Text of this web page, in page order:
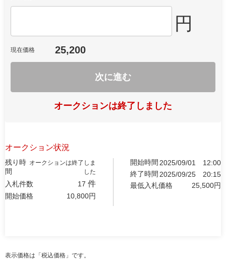
円
現在価格 25,200
次に進む
オークションは終了しました
オークション状況
残り時
間
オークションは終了しま
した
入札件数 17 件
開始価格 10,800円
開始時間 2025/09/01
12:00
終了時間 2025/09/25
20:15
最低入札価格
25,500円
表示価格は「税込価格」です。